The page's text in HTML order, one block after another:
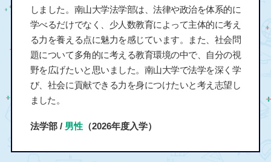
しました。南山大学法学部は、法律や政治を体系的に
学べるだけでなく、少人数教育によって主体的に考え
る力を養える点に魅力を感じています。また、社会問
題について多角的に考える教育環境の中で、自分の視
野を広げたいと思いました。南山大学で法学を深く学
び、社会に貢献できる力を身につけたいと考え志望し
ました。
法学部 / 男性（2026年度入学）